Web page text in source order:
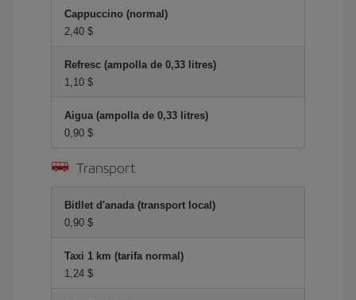
Cappuccino (normal)
2,40 $
Refresc (ampolla de 0,33 litres)
1,10 $
Aigua (ampolla de 0,33 litres)
0,90 $
Transport
Bitllet d'anada (transport local)
0,90 $
Taxi 1 km (tarifa normal)
1,24 $